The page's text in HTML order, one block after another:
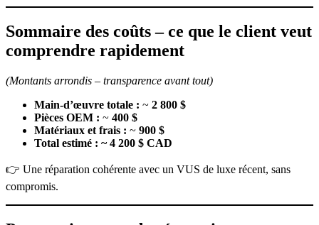
Sommaire des coûts – ce que le client veut
comprendre rapidement
(Montants arrondis – transparence avant tout)
Main-d’œuvre totale : ~ 2 800 $
Pièces OEM : ~ 400 $
Matériaux et frais : ~ 900 $
Total estimé : ~ 4 200 $ CAD
👉 Une réparation cohérente avec un VUS de luxe récent, sans
compromis.